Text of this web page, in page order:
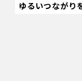
ゆるいつながり